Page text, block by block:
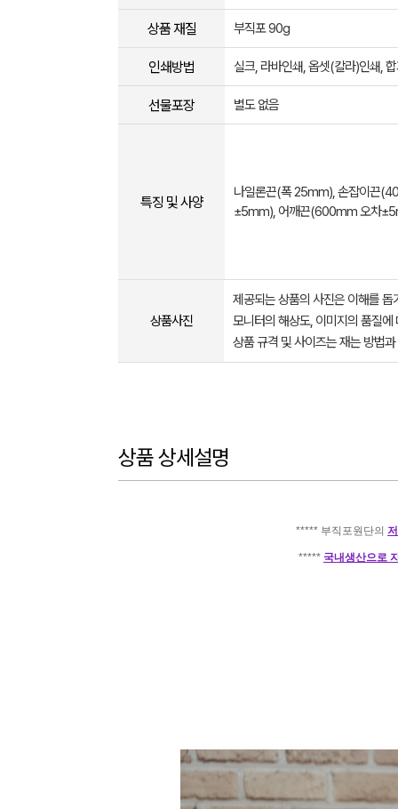
상품 재질 부직포 90g
인쇄방법 실크, 라바인쇄, 옵셋(칼라)인쇄,
선물포장 별도 없음
특징 및 사양
나일론끈(폭 25mm), 손잡이끈
±5mm), 어깨끈(600mm 오차
상품사진
제공되는 상품의 사진은 이해를
모니터의 해상도, 이미지의 품질
상품 규격 및 사이즈는 재는 방법
상품 상세설명
***** 부직포원단의
***** 국내생산으로